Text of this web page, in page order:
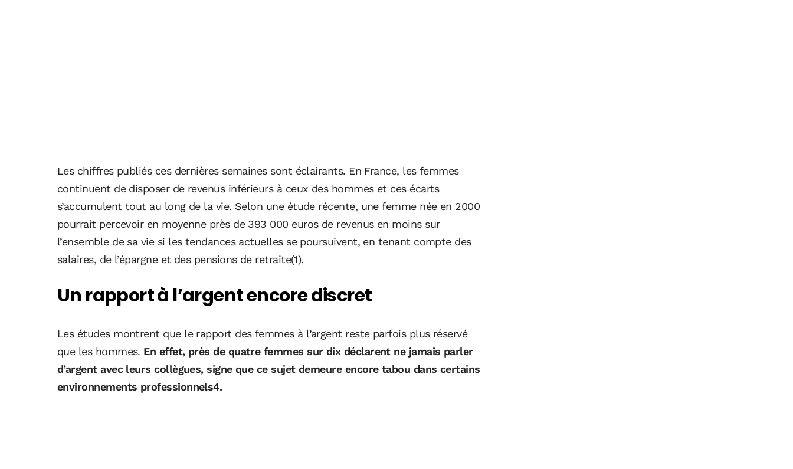
Les chiffres publiés ces dernières semaines sont éclairants. En France, les femmes
continuent de disposer de revenus inférieurs à ceux des hommes et ces écarts
s’accumulent tout au long de la vie. Selon une étude récente, une femme née en 2000
pourrait percevoir en moyenne près de 393 000 euros de revenus en moins sur
l’ensemble de sa vie si les tendances actuelles se poursuivent, en tenant compte des
salaires, de l’épargne et des pensions de retraite(1).
Un rapport à l’argent encore discret
Les études montrent que le rapport des femmes à l’argent reste parfois plus réservé
que les hommes. En effet, près de quatre femmes sur dix déclarent ne jamais parler
d’argent avec leurs collègues, signe que ce sujet demeure encore tabou dans certains
environnements professionnels4.